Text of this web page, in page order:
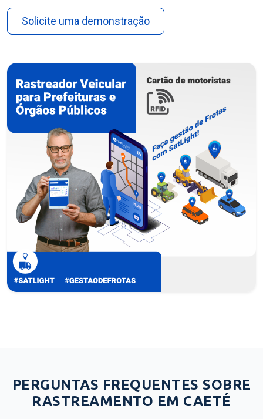
Solicite uma demonstração
PERGUNTAS FREQUENTES SOBRE
RASTREAMENTO EM CAETÉ